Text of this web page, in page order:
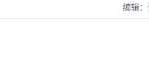
编辑